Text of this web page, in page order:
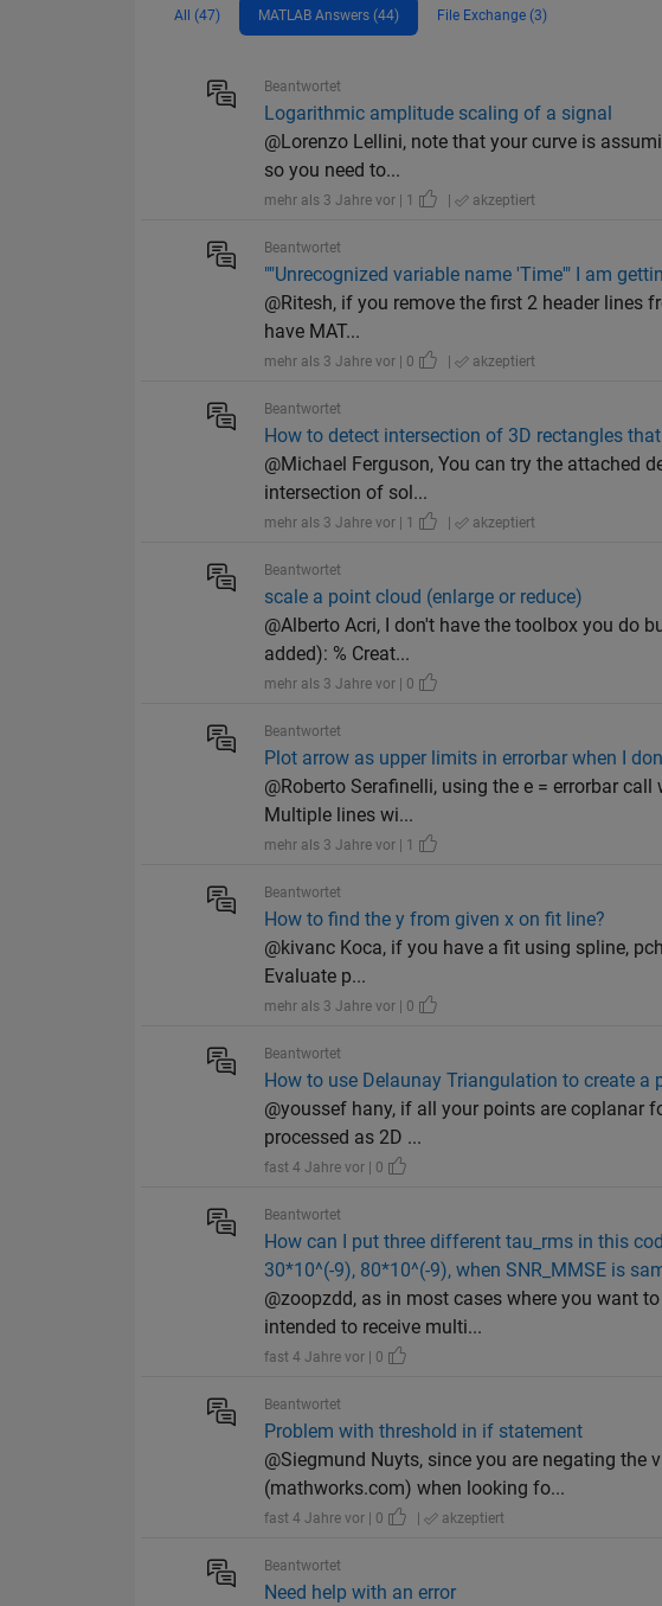
All (47) MATLAB Answers (44) File Exchange (3)
Beantwortet
Logarithmic amplitude scaling of a signal
@Lorenzo Lellini, note that your curve is
so you need to...
mehr als 3 Jahre vor | 1 | akzeptiert
Beantwortet
""Unrecognized variable name 'Time'" I am
@Ritesh, if you remove the first 2 header lines
have MAT...
mehr als 3 Jahre vor | 0 | akzeptiert
Beantwortet
How to detect intersection of 3D rectangles
@Michael Ferguson, You can try the attached
intersection of sol...
mehr als 3 Jahre vor | 1 | akzeptiert
Beantwortet
scale a point cloud (enlarge or reduce)
@Alberto Acri, I don't have the toolbox you do
added): % Creat...
mehr als 3 Jahre vor | 0
Beantwortet
Plot arrow as upper limits in errorbar when I
@Roberto Serafinelli, using the e = errorbar
Multiple lines wi...
mehr als 3 Jahre vor | 1
Beantwortet
How to find the y from given x on fit line?
@kivanc Koca, if you have a fit using spline,
Evaluate p...
mehr als 3 Jahre vor | 0
Beantwortet
How to use Delaunay Triangulation to create a
@youssef hany, if all your points are coplanar
processed as 2D ...
fast 4 Jahre vor | 0
Beantwortet
How can I put three different tau_rms in this
30*10^(-9), 80*10^(-9), when SNR_MMSE is
@zoopzdd, as in most cases where you want
intended to receive multi...
fast 4 Jahre vor | 0
Beantwortet
Problem with threshold in if statement
@Siegmund Nuyts, since you are negating
(mathworks.com) when looking fo...
fast 4 Jahre vor | 0 | akzeptiert
Beantwortet
Need help with an error